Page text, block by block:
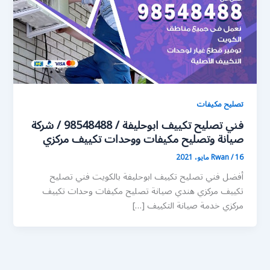
تصليح مكيفات
فني تصليح تكييف ابوحليفة / 98548488 / شركة
صيانة وتصليح مكيفات ووحدات تكييف مركزي
Rwan/16 مايو، 2021
أفضل فني تصليح تكييف ابوحليفة بالكويت فني تصليح
تكييف مركزي هندي صيانة تصليح مكيفات وحدات تكييف
مركزي خدمة صيانة التكييف […]